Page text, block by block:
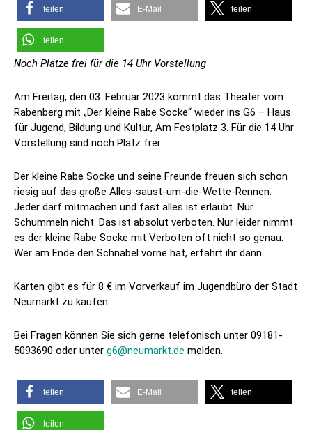
teilen E-Mail teilen
teilen
Noch Plätze frei für die 14 Uhr Vorstellung
Am Freitag, den 03. Februar 2023 kommt das Theater vom
Rabenberg mit „Der kleine Rabe Socke“ wieder ins G6 – Haus
für Jugend, Bildung und Kultur, Am Festplatz 3. Für die 14 Uhr
Vorstellung sind noch Plätz frei.
Der kleine Rabe Socke und seine Freunde freuen sich schon
riesig auf das große Alles-saust-um-die-Wette-Rennen.
Jeder darf mitmachen und fast alles ist erlaubt. Nur
Schummeln nicht. Das ist absolut verboten. Nur leider nimmt
es der kleine Rabe Socke mit Verboten oft nicht so genau.
Wer am Ende den Schnabel vorne hat, erfahrt ihr dann.
Karten gibt es für 8 € im Vorverkauf im Jugendbüro der Stadt
Neumarkt zu kaufen.
Bei Fragen können Sie sich gerne telefonisch unter 09181-
5093690 oder unter g6@neumarkt.de melden.
teilen E-Mail teilen
teilen